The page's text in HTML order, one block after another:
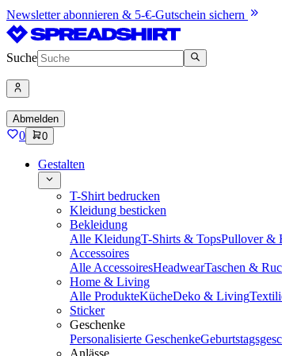
Newsletter abonnieren & 5-€-Gutschein sichern
Suche
Abmelden
0 0
Gestalten
T-Shirt bedrucken
Kleidung besticken
Bekleidung
Alle KleidungT-Shirts & TopsPullover &
Accessoires
Alle AccessoiresHeadwearTaschen &
Home & Living
Alle ProdukteKücheDeko & Living
Sticker
Geschenke
Personalisierte Geschenke